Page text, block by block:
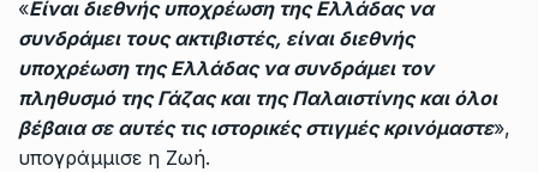
«Είναι διεθνής υποχρέωση της Ελλάδας να
συνδράμει τους ακτιβιστές, είναι διεθνής
υποχρέωση της Ελλάδας να συνδράμει τον
πληθυσμό της Γάζας και της Παλαιστίνης και όλοι
βέβαια σε αυτές τις ιστορικές στιγμές κρινόμαστε»,
υπογράμμισε η Ζωή.